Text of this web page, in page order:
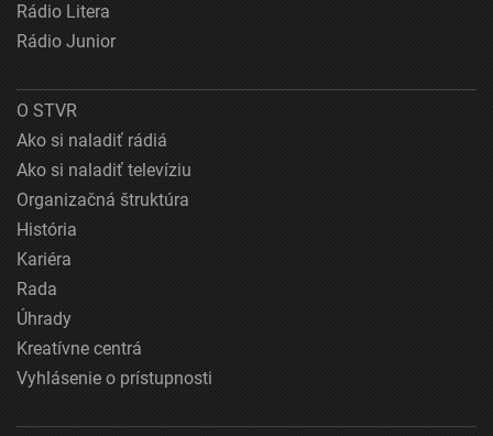
Rádio Litera
Rádio Junior
O STVR
Ako si naladiť rádiá
Ako si naladiť televíziu
Organizačná štruktúra
História
Kariéra
Rada
Úhrady
Kreatívne centrá
Vyhlásenie o prístupnosti